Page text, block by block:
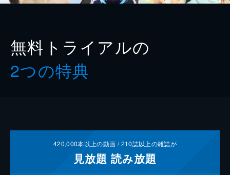
無料トライアルの
2つの特典
420,000本以上の動画 /210誌以上の雑誌が
見放題 読み放題